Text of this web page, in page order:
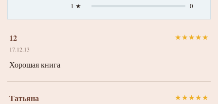
1 ★
0
12
17.12.13
★★★★★
Хорошая книга
Татьяна ★★★★★